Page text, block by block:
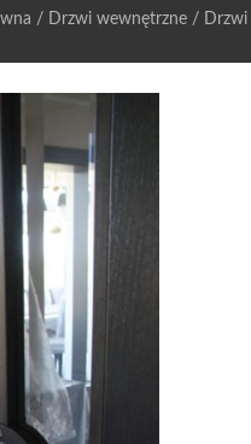
/ Drzwi wewnętrzne / Drzwi